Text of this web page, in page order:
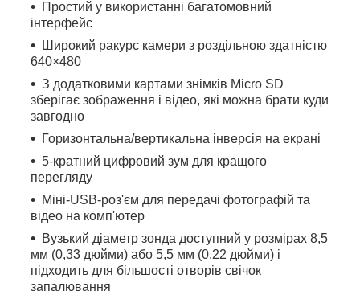
Простий у використанні багатомовний
інтерфейс
Широкий ракурс камери з роздільною здатністю
640×480
З додатковими картами знімків Micro SD
зберігає зображення і відео, які можна брати куди
завгодно
Горизонтальна/вертикальна інверсія на екрані
5-кратний цифровий зум для кращого
перегляду
Міні-USB-роз'єм для передачі фотографій та
відео на комп'ютер
Вузький діаметр зонда доступний у розмірах 8,5
мм (0,33 дюйми) або 5,5 мм (0,22 дюйми) і
підходить для більшості отворів свічок
запалювання